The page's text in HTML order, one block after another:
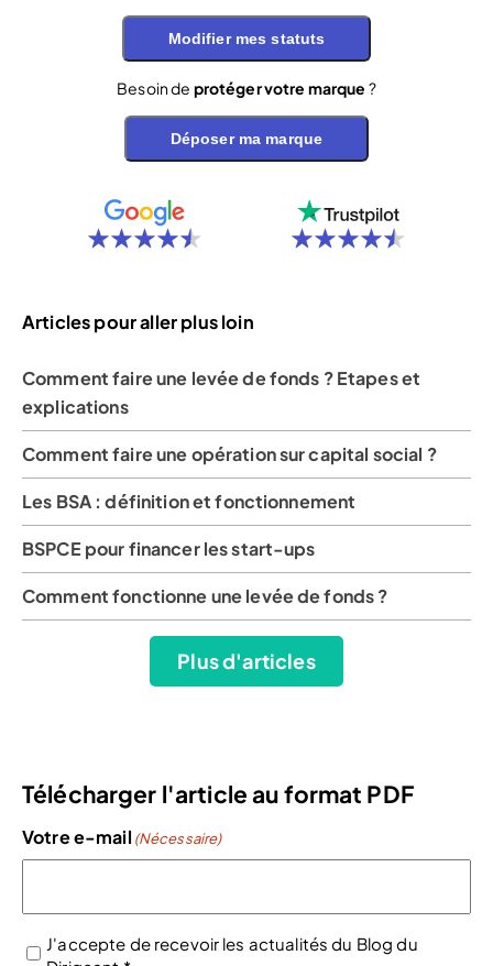
Modifier mes statuts
Besoin de protéger votre marque ?
Déposer ma marque
Articles pour aller plus loin
Comment faire une levée de fonds ? Etapes et
explications
Comment faire une opération sur capital social ?
Les BSA : définition et fonctionnement
BSPCE pour financer les start-ups
Comment fonctionne une levée de fonds ?
Plus d'articles
Télécharger l'article au format PDF
Votre e-mail (Nécessaire)
J'accepte de recevoir les actualités du Blog du